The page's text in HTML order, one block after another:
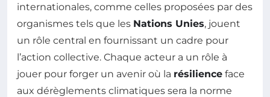
internationales, comme celles proposées par des
organismes tels que les Nations Unies, jouent
un rôle central en fournissant un cadre pour
l’action collective. Chaque acteur a un rôle à
jouer pour forger un avenir où la résilience face
aux dérèglements climatiques sera la norme